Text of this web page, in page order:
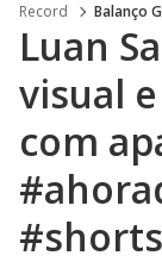
Record Balanço
Luan
visual
com
#shorts